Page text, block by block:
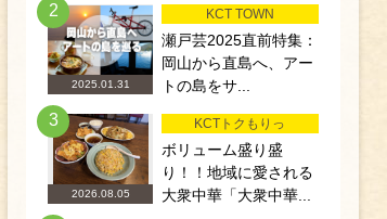
2
2025.01.31
KCT TOWN
瀬戸芸2025直前特集：
岡山から直島へ、アー
トの島をサ...
3
2026.08.05
KCTトクもりっ
ボリューム盛り盛
り！！地域に愛される
大衆中華「大衆中華...